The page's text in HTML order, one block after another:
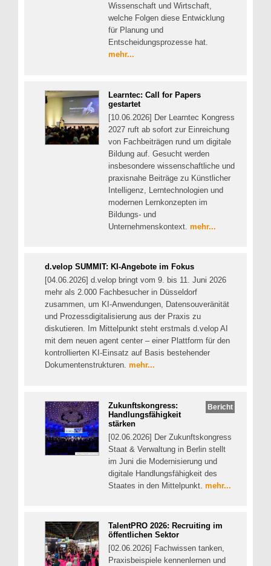
Wissenschaft und Wirtschaft,
welche Folgen diese Entwicklung
für Planung und
Entscheidungsprozesse hat.
mehr...
Learntec: Call for Papers
gestartet
[10.06.2026] Der Learntec Kongress
2027 ruft ab sofort zur Einreichung
von Fachbeiträgen rund um digitale
Bildung auf. Gesucht werden
insbesondere wissenschaftliche und
praxisnahe Beiträge zu Künstlicher
Intelligenz, Lerntechnologien und
modernen Lernkonzepten im
Bildungs- und
Unternehmenskontext. mehr...
d.velop SUMMIT: KI-Angebote im Fokus
[04.06.2026] d.velop bringt vom 9. bis 11. Juni 2026
mehr als 2.000 Fachbesucher in Düsseldorf
zusammen, um KI-Anwendungen, Datensouveränität
und Prozessdigitalisierung aus der Praxis zu
diskutieren. Im Mittelpunkt steht erstmals d.velop AI
mit dem neuen agent center – einer Plattform für den
kontrollierten KI-Einsatz auf Basis bestehender
Dokumentenstrukturen. mehr...
Bericht
Zukunftskongress:
Handlungsfähigkeit
stärken
[02.06.2026] Der Zukunftskongress
Staat & Verwaltung in Berlin stellt
im Juni die Modernisierung und
digitale Handlungsfähigkeit des
Staates in den Mittelpunkt. mehr...
TalentPRO 2026: Recruiting im
öffentlichen Sektor
[02.06.2026] Fachwissen tanken,
Praxisbeispiele kennenlernen und